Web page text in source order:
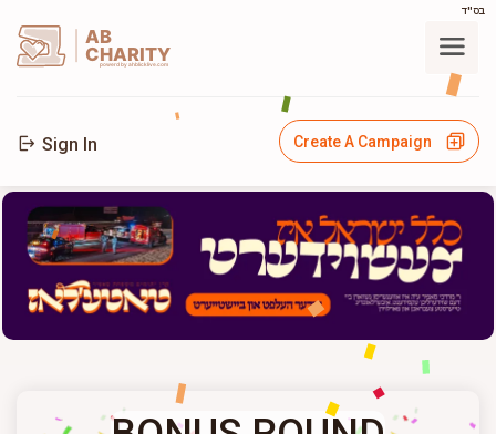
בס"ד
AB
CHARITY
powerd by ahblicklive.com
Sign In Create A Campaign